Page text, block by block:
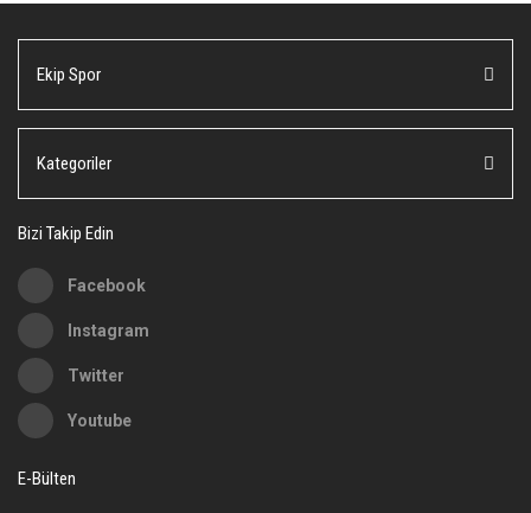
Ekip Spor
Kategoriler
Bizi Takip Edin
Facebook
Instagram
Twitter
Youtube
E-Bülten